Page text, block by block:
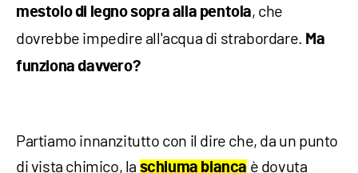
mestolo di legno sopra alla pentola, che
dovrebbe impedire all'acqua di strabordare. Ma
funziona davvero?
Partiamo innanzitutto con il dire che, da un punto
di vista chimico, la schiuma bianca è dovuta